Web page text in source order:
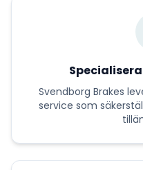
Svendborg Brakes
service som